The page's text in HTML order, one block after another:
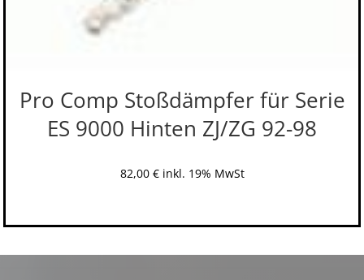
Pro Comp Stoßdämpfer für Serie
ES 9000 Hinten ZJ/ZG 92-98
82,00 € inkl. 19% MwSt